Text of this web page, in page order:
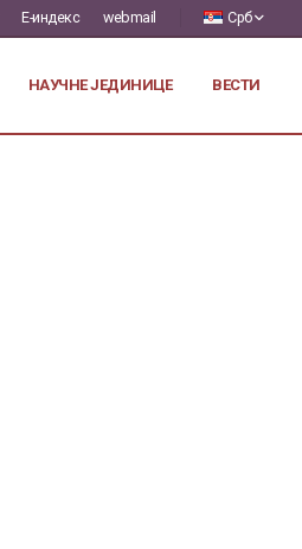
Е-индекс webmail Срб
НАУЧНЕ ЈЕДИНИЦЕ ВЕСТИ